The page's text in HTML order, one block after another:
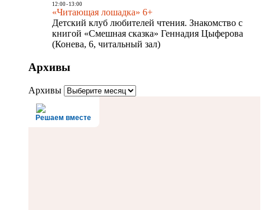
12:00- 13:00
«Читающая лошадка» 6+
Детский клуб любителей чтения. Знакомство с
книгой «Смешная сказка» Геннадия Цыферова
(Конева, 6, читальный зал)
Архивы
Архивы
Решаем вместе